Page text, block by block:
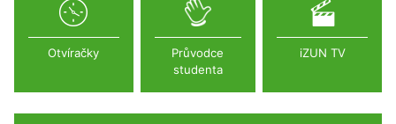
Otvíračky
Průvodce
studenta
iZUN TV